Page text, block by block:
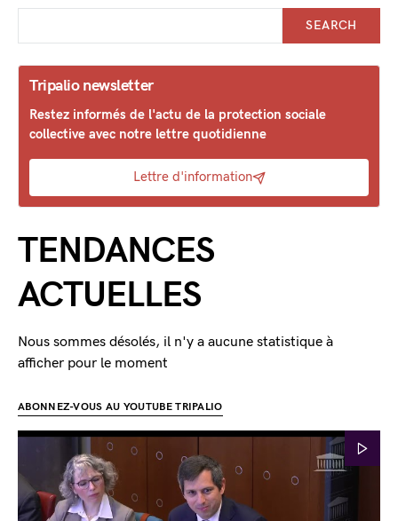
SEARCH
Tripalio newsletter
Restez informés de l'actu de la protection sociale
collective avec notre lettre quotidienne
Lettre d'information
TENDANCES
ACTUELLES
Nous sommes désolés, il n'y a aucune statistique à
afficher pour le moment
ABONNEZ-VOUS AU YOUTUBE TRIPALIO